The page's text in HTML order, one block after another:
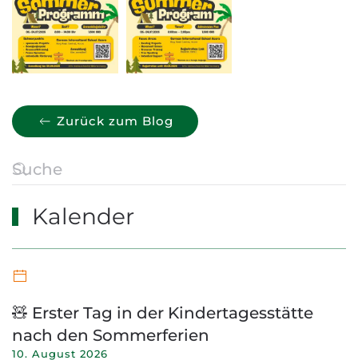
Zurück zum Blog
Kalender
🧸 Erster Tag in der Kindertagesstätte
nach den Sommerferien
10. August 2026